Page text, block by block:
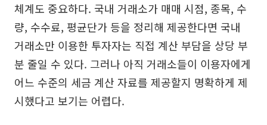
체계도 중요하다. 국내 거래소가 매매 시점, 종목, 수
량, 수수료, 평균단가 등을 정리해 제공한다면 국내
거래소만 이용한 투자자는 직접 계산 부담을 상당 부
분 줄일 수 있다. 그러나 아직 거래소들이 이용자에게
어느 수준의 세금 계산 자료를 제공할지 명확하게 제
시했다고 보기는 어렵다.